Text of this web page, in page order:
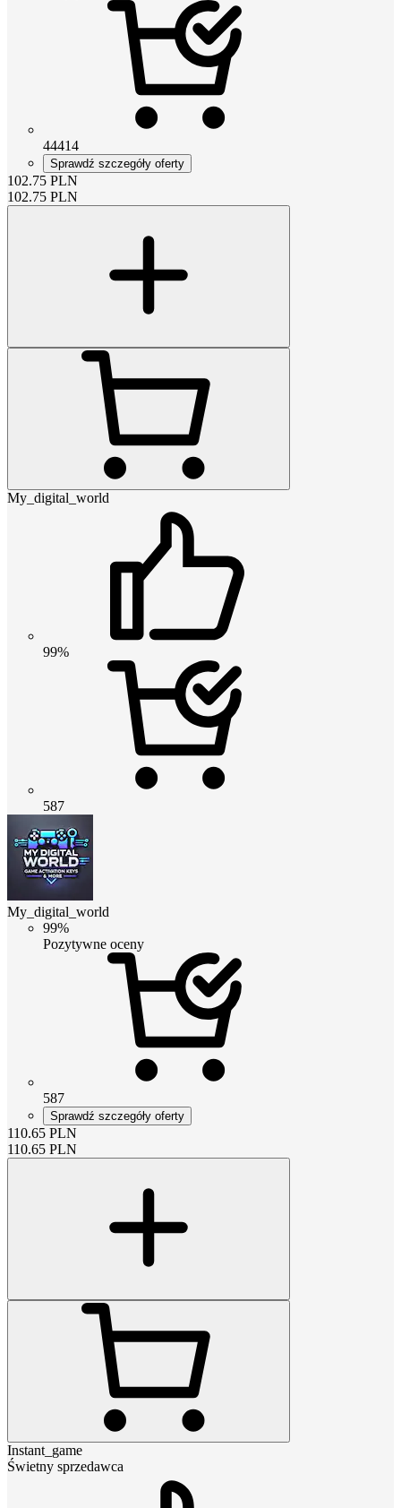
44414
Sprawdź szczegóły oferty
102.75 PLN
102.75 PLN
My_digital_world
99%
587
My_digital_world
99%
Pozytywne oceny
587
Sprawdź szczegóły oferty
110.65 PLN
110.65 PLN
Instant_game
Świetny sprzedawca